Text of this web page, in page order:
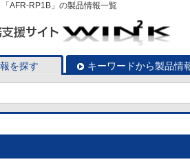
「AFR-RP1B」 の製品情報一覧
を探す キーワードから製品情